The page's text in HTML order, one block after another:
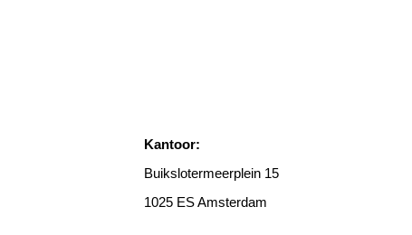
Kantoor:
Buikslotermeerplein 15
1025 ES Amsterdam